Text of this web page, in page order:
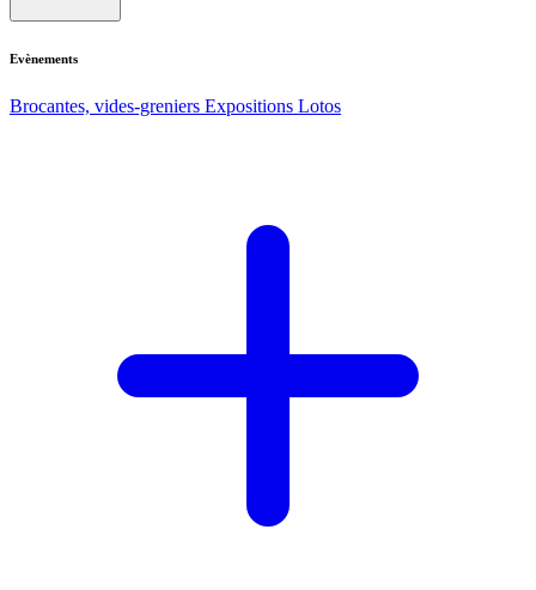
Evènements
Brocantes, vides-greniers Expositions Lotos